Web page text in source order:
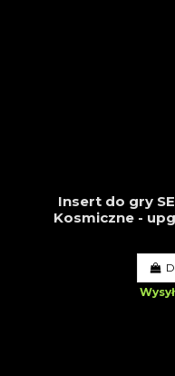
Insert do gry
Kosmiczne -